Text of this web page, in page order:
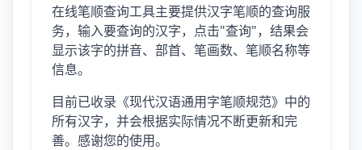
在线笔顺查询工具主要提供汉字笔顺的查询服
务，输入要查询的汉字，点击"查询"，结果会
显示该字的拼音、部首、笔画数、笔顺名称等
信息。
目前已收录《现代汉语通用字笔顺规范》中的
所有汉字，并会根据实际情况不断更新和完
善。感谢您的使用。